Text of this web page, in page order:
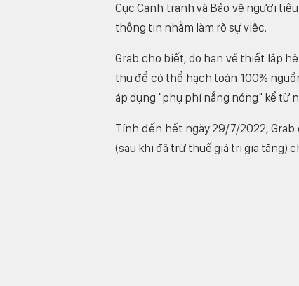
Cục Cạnh tranh và Bảo vệ người
thông tin nhằm làm rõ sự việc.
Grab cho biết, do hạn về thiết lập
thu để có thể hạch toán 100%
áp dụng "phụ phí nắng nóng" kể từ
Tính đến hết ngày 29/7/2022,
(sau khi đã trừ thuế giá trị gia tăng)